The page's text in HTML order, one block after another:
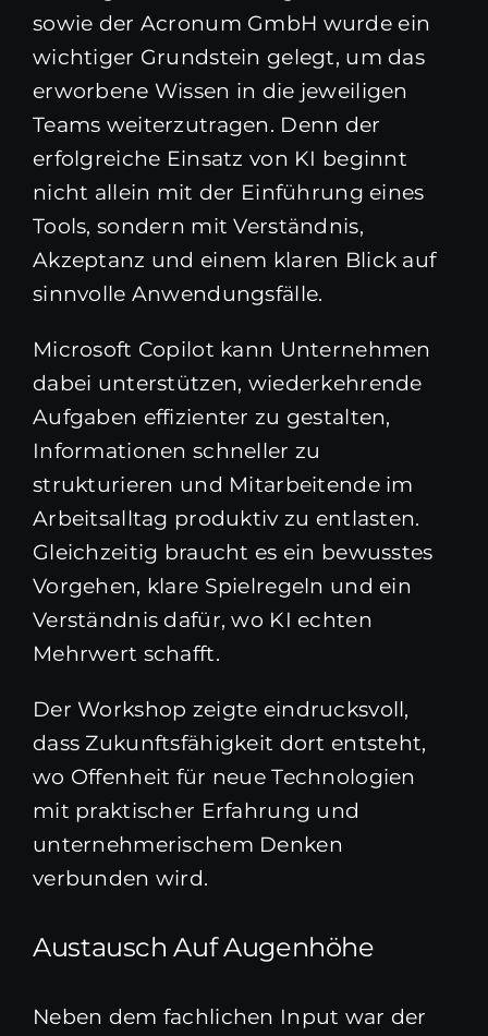
sowie der Acronum GmbH wurde ein
wichtiger Grundstein gelegt, um das
erworbene Wissen in die jeweiligen
Teams weiterzutragen. Denn der
erfolgreiche Einsatz von KI beginnt
nicht allein mit der Einführung eines
Tools, sondern mit Verständnis,
Akzeptanz und einem klaren Blick auf
sinnvolle Anwendungsfälle.
Microsoft Copilot kann Unternehmen
dabei unterstützen, wiederkehrende
Aufgaben effizienter zu gestalten,
Informationen schneller zu
strukturieren und Mitarbeitende im
Arbeitsalltag produktiv zu entlasten.
Gleichzeitig braucht es ein bewusstes
Vorgehen, klare Spielregeln und ein
Verständnis dafür, wo KI echten
Mehrwert schafft.
Der Workshop zeigte eindrucksvoll,
dass Zukunftsfähigkeit dort entsteht,
wo Offenheit für neue Technologien
mit praktischer Erfahrung und
unternehmerischem Denken
verbunden wird.
Austausch Auf Augenhöhe
Neben dem fachlichen Input war der